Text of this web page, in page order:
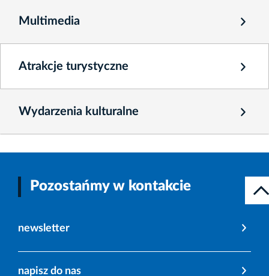
Multimedia
Atrakcje turystyczne
Wydarzenia kulturalne
Pozostańmy w kontakcie
newsletter
napisz do nas